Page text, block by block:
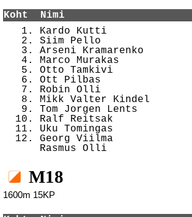
Koht  Nimi
1. Kardo Kutti
2. Siim Pello
3. Arseni Kramarenko
4. Marco Murakas
5. Otto Tamkivi
6. Ott Pilbas
7. Robin Olli
8. Mikk Valter Kindel
9. Tom Jorgen Lents
10. Ralf Reitsak
11. Uku Tomingas
12. Georg Viilma
M18
1600m 15KP